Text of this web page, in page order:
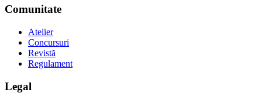
Comunitate
Atelier
Concursuri
Revistă
Regulament
Legal